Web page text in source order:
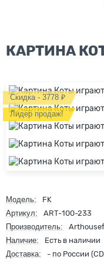
КАРТИНА
Скидка - 3778 ₽
Лидер продаж!
Модель:
FK
Артикул:
ART-100-233
Производитель:
Наличие:
Есть в наличии
Доставка:
- по России